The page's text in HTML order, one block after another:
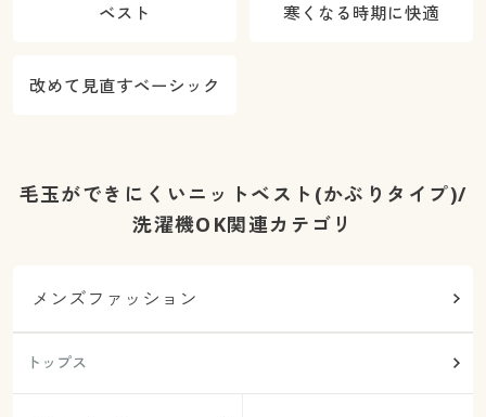
ベスト 寒くなる時期に快適
改めて見直すベーシック
毛玉ができにくいニットベスト(かぶりタイプ)/
洗濯機OK関連カテゴリ
メンズファッション
トップス